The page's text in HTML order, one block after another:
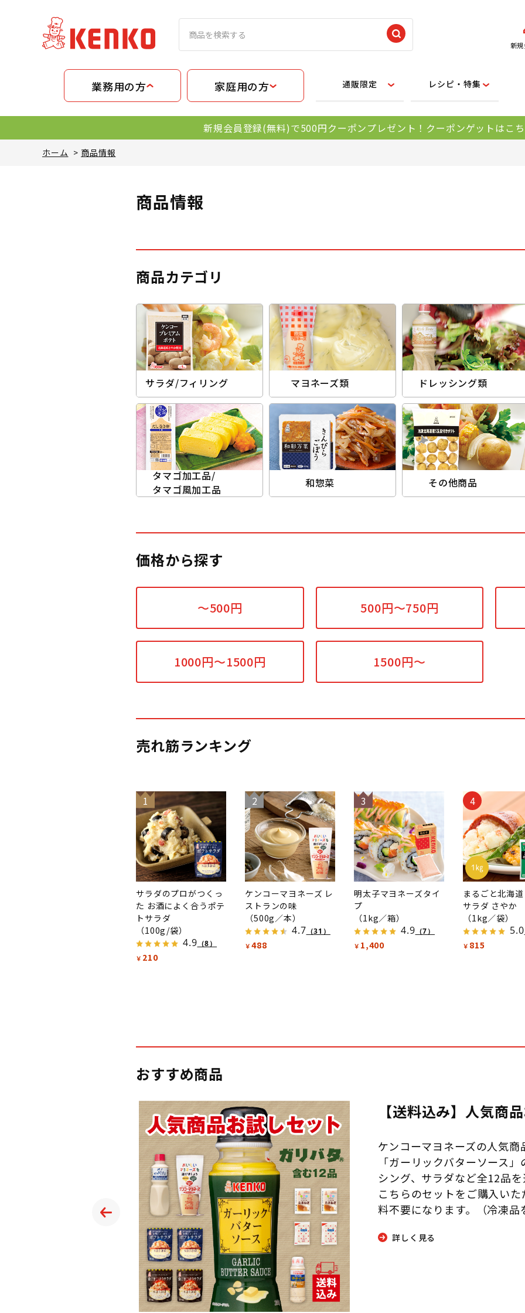
新
業務用の方 家庭用の方 通販限定 レシピ・特集
新規会員登録(無料)で500円クーポンプレゼント！クーポンゲットはこ
ホーム > 商品情報
商品情報
商品カテゴリ
サラダ/フィリング マヨネーズ類 ドレッシング類
タマゴ加工品/
タマゴ風加工品
和惣菜 その他商品
価格から探す
～500円 500円～750円
1000円～1500円 1500円～
売れ筋ランキング
1
サラダのプロがつくっ
た お酒によく合うポテ
トサラダ
（100g/袋）
4.9 （8）
￥ 210
2
ケンコーマヨネーズ レ
ストランの味
（500g／本）
4.7 （31）
￥ 488
3
明太子マヨネーズタイ
プ
（1kg／箱）
4.9 （7）
￥ 1,400
4
まるごと北海
サラダ さやか
（1kg／袋）
5.0
￥ 815
おすすめ商品
の和の素材との相性
【送料込み】人気商
ケンコーマヨネーズの人気商
「ガーリックバターソース
シング、サラダなど全12品
こちらのセットをご購入い
料不要になります。（冷凍品
詳しく見る